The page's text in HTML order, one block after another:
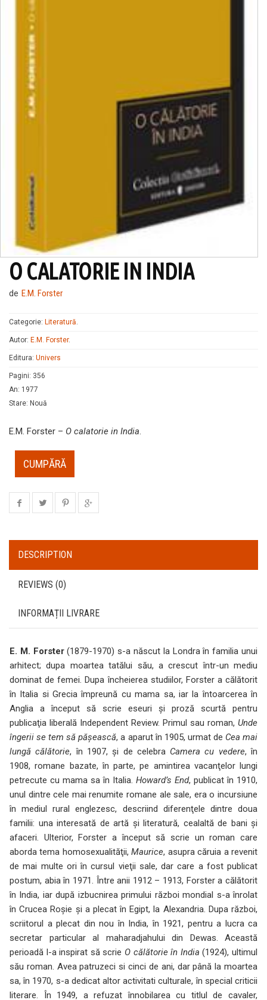
O CALATORIE IN INDIA
de E.M. Forster
Categorie: Literatură.
Autor: E.M. Forster.
Editura: Univers
Pagini: 356
An: 1977
Stare: Nouă
E.M. Forster – O calatorie in India.
CUMPĂRĂ
DESCRIPTION
REVIEWS (0)
INFORMAȚII LIVRARE
E. M. Forster(1879-1970) s-a născut la Londra în familia unui
arhitect; dupa moartea tatălui său, a crescut într-un mediu
dominat de femei. Dupa încheierea studiilor, Forster a călătorit
în Italia si Grecia împreună cu mama sa, iar la întoarcerea în
Anglia a început să scrie eseuri şi proză scurtă pentru
publicaţia liberală Independent Review. Primul sau roman, Unde
îngerii se tem să păşească, a aparut în 1905, urmat de Cea mai
lungă călătorie, în 1907, şi de celebra Camera cu vedere, în
1908, romane bazate, în parte, pe amintirea vacanţelor lungi
petrecute cu mama sa în Italia. Howard’s End, publicat în 1910,
unul dintre cele mai renumite romane ale sale, era o incursiune
în mediul rural englezesc, descriind diferenţele dintre doua
familii: una interesată de artă şi literatură, cealaltă de bani şi
afaceri. Ulterior, Forster a început să scrie un roman care
aborda tema homosexualităţii,Maurice, asupra căruia a revenit
de mai multe ori în cursul vieţii sale, dar care a fost publicat
postum, abia în 1971. Între anii 1912 – 1913, Forster a călătorit
în India, iar după izbucnirea primului război mondial s-a înrolat
în Crucea Roşie şi a plecat în Egipt, la Alexandria. Dupa război,
scriitorul a plecat din nou în India, în 1921, pentru a lucra ca
secretar particular al maharadjahului din Dewas. Această
perioadă l-a inspirat să scrie O călătorie în India (1924), ultimul
său roman. Avea patruzeci si cinci de ani, dar până la moartea
sa, în 1970, s-a dedicat altor activitati culturale, în special criticii
literare. În 1949, a refuzat înnobilarea cu titlul de cavaler,